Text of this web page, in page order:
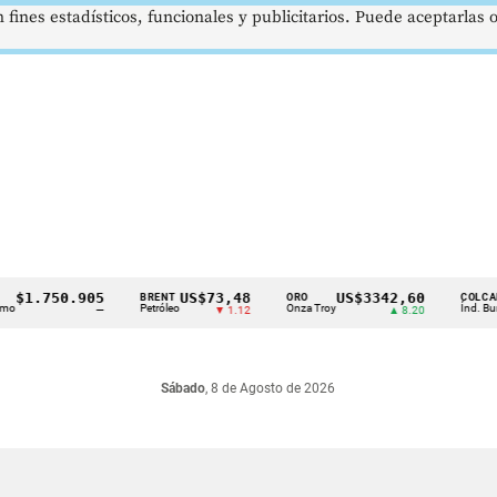
BRENT
Petróleo
US$73,48
▼ 1.12 Onza Troy
US$3342,60
▲ 8.20
COLCAP
Índ. Bursátil
Sábado, 8 de Agosto de 2026
estadísticos, funcionales y publicitarios. Puede aceptarlas